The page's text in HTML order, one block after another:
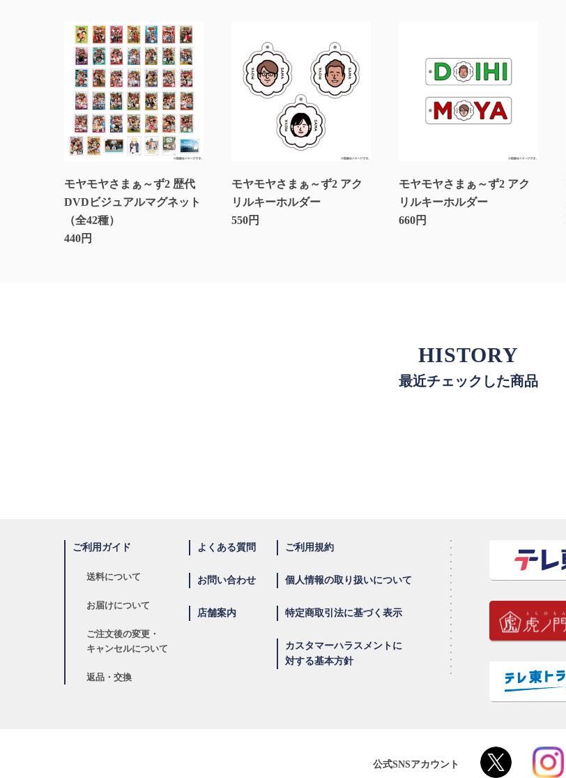
モヤモヤさまぁ～ず2 歴代
DVDビジュアルマグネット
（全42種）
440円
モヤモヤさまぁ～ず2 アク
リルキーホルダー
550円
モヤモヤさまぁ～ず2 アク
リルキーホルダー
660円
HISTORY
最近チェックした商品
ご利用ガイド
送料について
お届けについて
ご注文後の変更・
キャンセルについて
返品・交換
よくある質問
お問い合わせ
店舗案内
ご利用規約
個人情報の取り扱いについて
特定商取引法に基づく表示
カスタマーハラスメントに
対する基本方針
公式SNSアカウント